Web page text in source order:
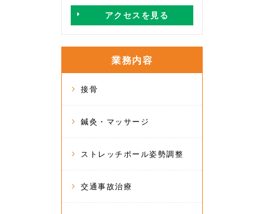
アクセスを見る
業務内容
接骨
鍼灸・マッサージ
ストレッチポール姿勢調整
交通事故治療